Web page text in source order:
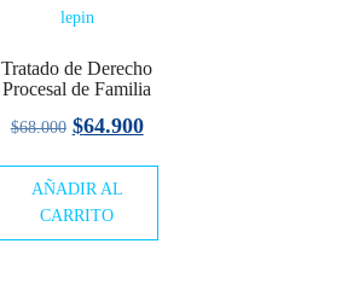
Tratado de Derecho
Procesal de Familia
$68.000 El
original
era:
$64.900El
AÑADIR AL
CARRITO